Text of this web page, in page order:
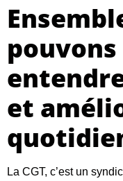
et
La CGT, c’est un